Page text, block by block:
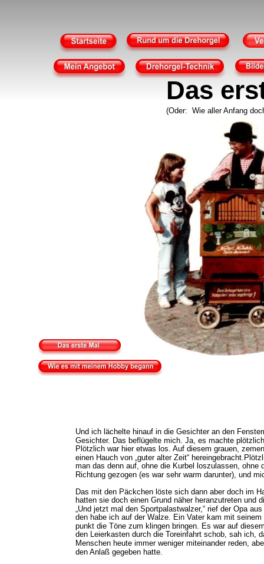
Das
(Oder:  Wie aller Anfang
Und ich lächelte hinauf in die Gesichter an den
Gesichter. Das beflügelte mich. Ja, es machte
Plötzlich war hier etwas los. Auf diesem grauen,
einen Hauch von „guter alter Zeit“
man das denn auf, ohne die Kurbel loszulassen,
Richtung gezogen (es war sehr warm darunter), und
Das mit den Päckchen löste sich dann aber doch im
hatten sie doch einen Grund näher heranzutreten und
„Und jetzt mal den Sportpalastwalzer,“ rief der Opa
den habe ich auf der Walze. Ein Vater kam mit
punkt die Töne zum klingen bringen. Es war auf
den Leierkasten durch die Toreinfahrt schob, sah ich,
Menschen heute immer weniger miteinander reden,
den Anlaß gegeben hatte.